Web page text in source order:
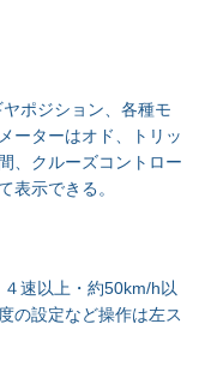
ポジション、各種モ
ーターはオド、トリッ
、クルーズコントロー
表示できる。
速以上・約50km/h以
の設定など操作は左ス